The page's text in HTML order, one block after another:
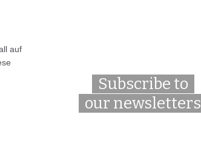
auf
Subscribe to
our newsletters